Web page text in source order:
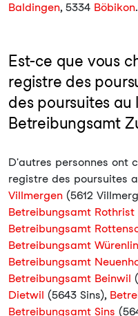
Baldingen, 5334 Böbikon.
Est-ce que vous
registre des
des poursuites au
Betreibungsamt
D'autres personnes ont
registre des poursuites
Villmergen (5612
Betreibungsamt Rothrist
Betreibungsamt
Betreibungsamt
Betreibungsamt
Betreibungsamt Beinwil
Dietwil (5643 Sins),
Betreibungsamt Sins